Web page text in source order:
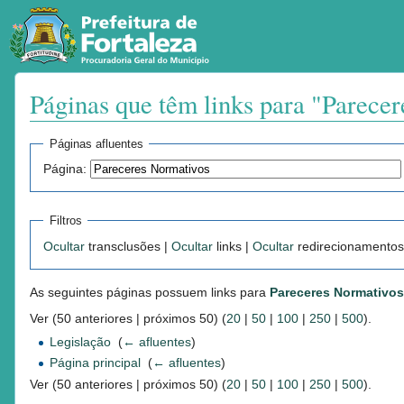
Páginas que têm links para
Ir para:navegação,pesquisa
Páginas afluentes
Página:
Filtros
Ocultar transclusões | Ocultar links | Ocultar redirecionamentos
As seguintes páginas possuem links para Pareceres Normativos
Ver (50 anteriores | próximos 50) (20 | 50 | 100 | 250 | 500).
Legislação (← afluentes)
Página principal (← afluentes)
Ver (50 anteriores | próximos 50) (20 | 50 | 100 | 250 | 500).